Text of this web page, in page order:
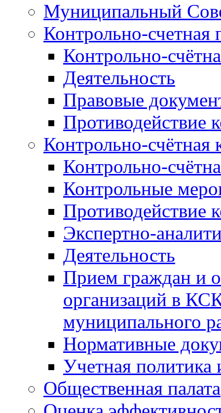
Муниципальный
Контрольно-счетная
Контрольно-
Деятельность
Правовые
Противодействие
Контрольно-счётная
Контрольно-
Контрольные
Противодействие
Экспертно-
Деятельность
Прием граждан и
организаций в
муниципального
Нормативные
Учетная политика
Общественная палата